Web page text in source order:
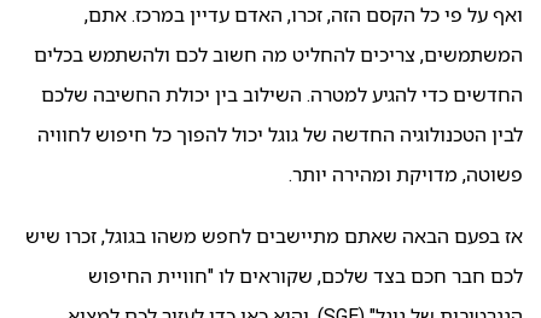
ואף על פי כל הקסם הזה, זכרו, האדם עדיין במרכז. אתם,
המשתמשים, צריכים להחליט מה חשוב לכם ולהשתמש בכלים
החדשים כדי להגיע למטרה. השילוב בין יכולת החשיבה שלכם
לבין הטכנולוגיה החדשה של גוגל יכול להפוך כל חיפוש לחוויה
פשוטה, מדויקת ומהירה יותר.
אז בפעם הבאה שאתם מתיישבים לחפש משהו בגוגל, זכרו שיש
לכם חבר חכם בצד שלכם, שקוראים לו "חוויית החיפוש